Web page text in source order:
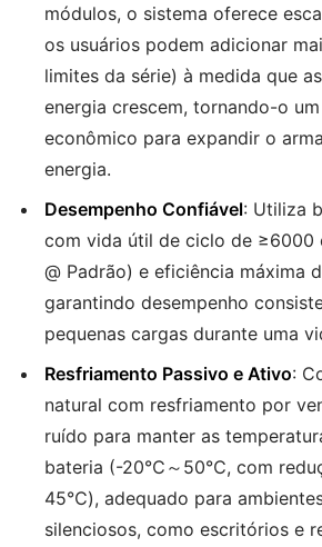
módulos, o sistema oferece
os usuários podem adicionar
limites da série) à medida que
energia crescem, tornando-o
econômico para expandir o
energia.
Desempenho Confiável: Utiliza
com vida útil de ciclo de ≥6000
@ Padrão) e eficiência máxima
garantindo desempenho
pequenas cargas durante uma
Resfriamento Passivo e Ativo:
natural com resfriamento por
ruído para manter as
bateria (-20℃～50℃, com
45℃), adequado para
silenciosos, como escritórios e